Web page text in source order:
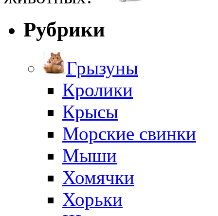
Рубрики
Грызуны
Кролики
Крысы
Морские свинки
Мыши
Хомячки
Хорьки